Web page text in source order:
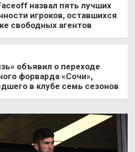
назвал пять лучших
игроков, оставшихся
свободных агентов
объявил о переходе
форварда «Сочи»,
в клубе семь сезонов